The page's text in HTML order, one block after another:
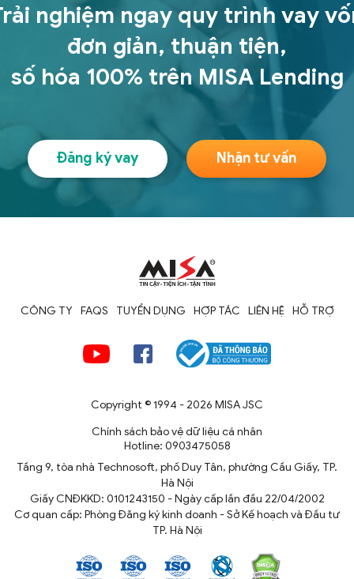
nghiệm ngay quy trình vay
đơn giản, thuận tiện,
số hóa 100% trên MISA Lending
Đăng ký vay Nhận tư vấn
CÔNG TY FAQS TUYỂN DỤNG HỢP TÁC LIÊN HỆ HỖ TRỢ
Copyright © 1994 - 2026 MISA JSC
Chính sách bảo vệ dữ liệu cá nhân
Hotline: 0903475058
Tầng 9, tòa nhà Technosoft, phố Duy Tân, phường Cầu Giấy, TP.
Hà Nội
Giấy CNĐKKD: 0101243150 - Ngày cấp lần đầu 22/04/2002
Cơ quan cấp: Phòng Đăng ký kinh doanh - Sở Kế hoạch và Đầu tư
TP. Hà Nội